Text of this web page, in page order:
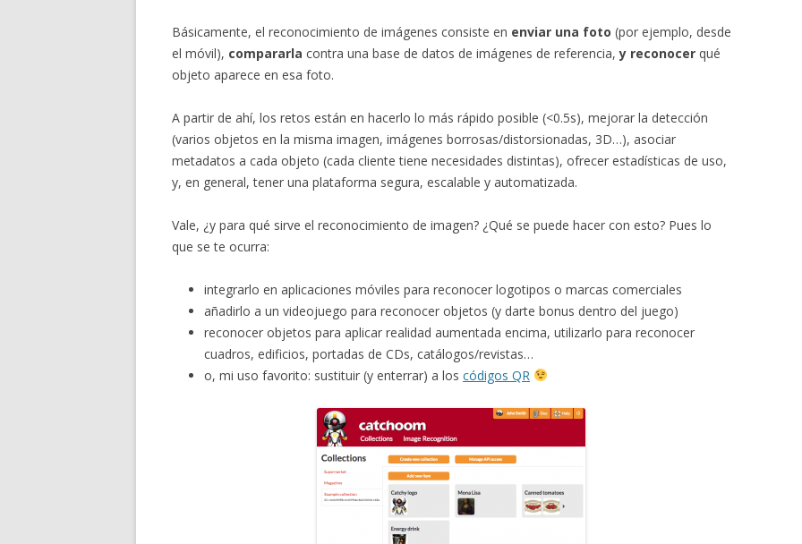
Básicamente, el reconocimiento de imágenes consiste en enviar una foto (por ejemplo, desde
el móvil), compararla contra una base de datos de imágenes de referencia,y reconocer qué
objeto aparece en esa foto.
A partir de ahí, los retos están en hacerlo lo más rápido posible (<0.5s), mejorar la detección
(varios objetos en la misma imagen, imágenes borrosas/distorsionadas, 3D…), asociar
metadatos a cada objeto (cada cliente tiene necesidades distintas), ofrecer estadísticas de uso,
y, en general, tener una plataforma segura, escalable y automatizada.
Vale, ¿y para qué sirve el reconocimiento de imagen? ¿Qué se puede hacer con esto? Pues lo
que se te ocurra:
integrarlo en aplicaciones móviles para reconocer logotipos o marcas comerciales
añadirlo a un videojuego para reconocer objetos (y darte bonus dentro del juego)
reconocer objetos para aplicar realidad aumentada encima, utilizarlo para reconocer
cuadros, edificios, portadas de CDs, catálogos/revistas…
o, mi uso favorito: sustituir (y enterrar) a los códigos QR